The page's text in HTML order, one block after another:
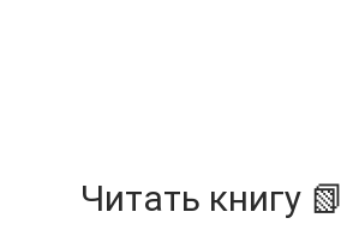
Читать книгу 📗